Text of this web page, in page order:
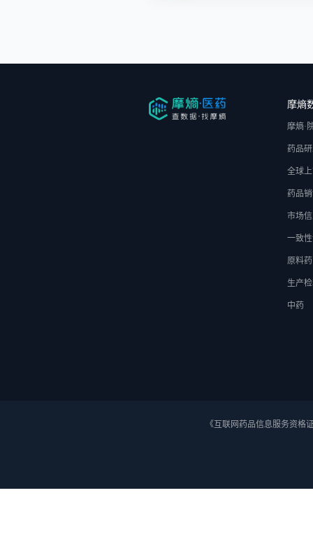
摩熵
摩熵·
药品
全球
药品
市场
一致
原料药
生产
中药
《互联网药品信息服务资